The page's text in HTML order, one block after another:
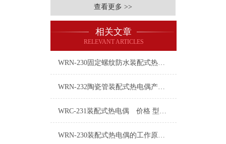
查看更多 >>
相关文章
RELEVANT ARTICLES
WRN-230固定螺纹防水装配式热电偶技术特点
WRN-232陶瓷管装配式热电偶产品介绍
WRC-231装配式热电偶 价格 型号 厂家
WRN-230装配式热电偶的工作原理分析